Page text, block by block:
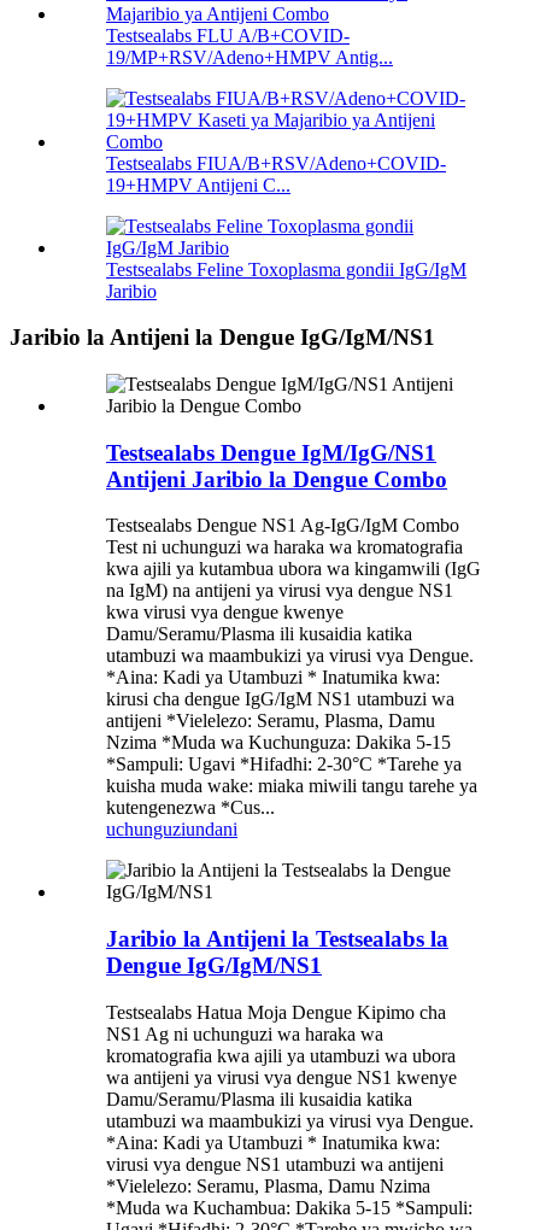
Testsealabs FLU A/B+COVID-
19/MP+RSV/Adeno+HMPV Antig...
Testsealabs FIUA/B+RSV/Adeno+COVID-
19+HMPV Antijeni C...
Testsealabs Feline Toxoplasma gondii IgG/IgM
Jaribio
Jaribio la Antijeni la Dengue IgG/IgM/NS1
Testsealabs Dengue IgM/IgG/NS1
Antijeni Jaribio la Dengue Combo
Testsealabs Dengue NS1 Ag-IgG/IgM Combo
Test ni uchunguzi wa haraka wa kromatografia
kwa ajili ya kutambua ubora wa kingamwili (IgG
na IgM) na antijeni ya virusi vya dengue NS1
kwa virusi vya dengue kwenye
Damu/Seramu/Plasma ili kusaidia katika
utambuzi wa maambukizi ya virusi vya Dengue.
*Aina: Kadi ya Utambuzi * Inatumika kwa:
kirusi cha dengue IgG/IgM NS1 utambuzi wa
antijeni *Vielelezo: Seramu, Plasma, Damu
Nzima *Muda wa Kuchunguza: Dakika 5-15
*Sampuli: Ugavi *Hifadhi: 2-30°C *Tarehe ya
kuisha muda wake: miaka miwili tangu tarehe ya
kutengenezwa *Cus...
uchunguziundani
Jaribio la Antijeni la Testsealabs la
Dengue IgG/IgM/NS1
Testsealabs Hatua Moja Dengue Kipimo cha
NS1 Ag ni uchunguzi wa haraka wa
kromatografia kwa ajili ya utambuzi wa ubora
wa antijeni ya virusi vya dengue NS1 kwenye
Damu/Seramu/Plasma ili kusaidia katika
utambuzi wa maambukizi ya virusi vya Dengue.
*Aina: Kadi ya Utambuzi * Inatumika kwa:
virusi vya dengue NS1 utambuzi wa antijeni
*Vielelezo: Seramu, Plasma, Damu Nzima
*Muda wa Kuchambua: Dakika 5-15 *Sampuli: